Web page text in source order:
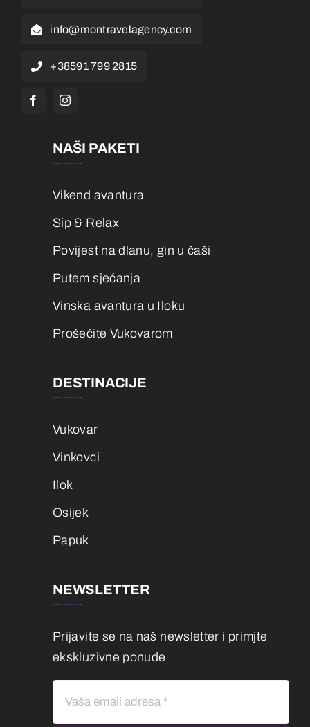
info@montravelagency.com
+38591 799 2815
NAŠI PAKETI
Vikend avantura
Sip & Relax
Povijest na dlanu, gin u čaši
Putem sjećanja
Vinska avantura u Iloku
Prošećite Vukovarom
DESTINACIJE
Vukovar
Vinkovci
Ilok
Osijek
Papuk
NEWSLETTER
Prijavite se na naš newsletter i primjte
ekskluzivne ponude